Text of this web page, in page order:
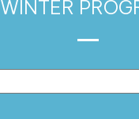
WINTER